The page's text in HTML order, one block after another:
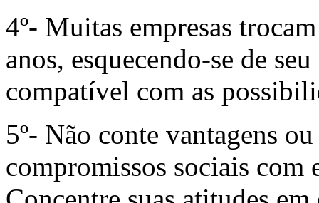
4º- Muitas empresas
anos, esquecendo-se de
compatível com as
5º- Não conte vantagens
compromissos sociais com